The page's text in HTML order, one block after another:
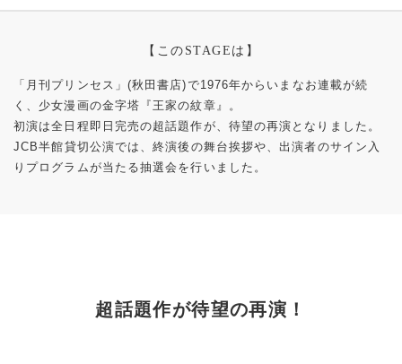
【このSTAGEは】
「月刊プリンセス」(秋田書店)で1976年からいまなお連載が続
く、少女漫画の金字塔『王家の紋章』。
初演は全日程即日完売の超話題作が、待望の再演となりました。
JCB半館貸切公演では、終演後の舞台挨拶や、出演者のサイン入
りプログラムが当たる抽選会を行いました。
超話題作が待望の再演！